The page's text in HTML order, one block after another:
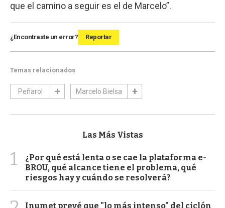
que el camino a seguir es el de Marcelo”.
¿Encontraste un error? Reportar
Temas relacionados
Peñarol Marcelo Bielsa
Las Más Vistas
1
¿Por qué está lenta o se cae la plataforma e-
BROU, qué alcance tiene el problema, qué
riesgos hay y cuándo se resolverá?
Inumet prevé que "lo más intenso" del ciclón